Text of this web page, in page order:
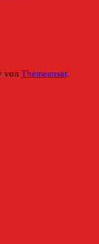
von Themeansar.